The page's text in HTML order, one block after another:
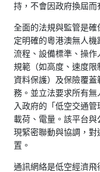
持，不會因政府換屆而
全面的法規與監管是
定明確的粵港澳無人
流程、設備標準、操
規範（如高度、速度限
資料保護）及保險覆
務。並立法要求所有
入政府的「低空交通
載荷、電量。該平台
現緊密聯動與協調，
置。
通訊網絡是低空經濟